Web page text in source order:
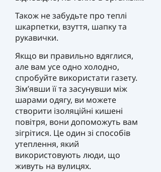
Також не забудьте про теплі
шкарпетки, взуття, шапку та
рукавички.
Якщо ви правильно вдяглися,
але вам усе одно холодно,
спробуйте використати газету.
Зім’явши її та засунувши між
шарами одягу, ви можете
створити ізоляційні кишені
повітря, вони допоможуть вам
зігрітися. Це один зі способів
утеплення, який
використовують люди, що
живуть на вулицях.